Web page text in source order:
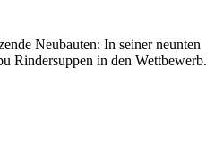
Neubauten: In seiner neunten
Rindersuppen in den Wettbewerb.